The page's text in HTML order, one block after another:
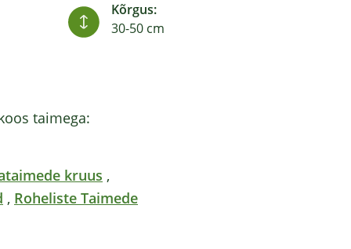
Kõrgus:
30-50 cm
taimega:
kruus ,
, Roheliste Taimede